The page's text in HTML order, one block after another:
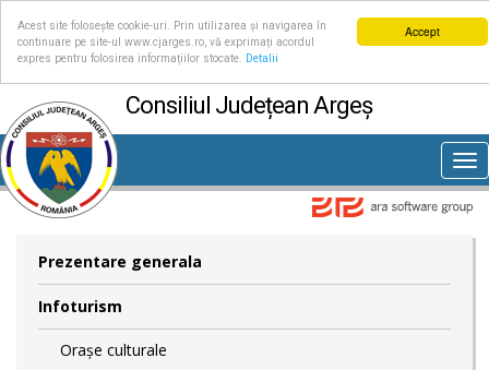
Accept
Acest site folosește cookie-uri. Prin utilizarea și navigarea în
continuare pe site-ul www.cjarges.ro, vă exprimați acordul
expres pentru folosirea informațiilor stocate.
Detalii
Consiliul Județean Argeș
Prezentare generala
Infoturism
Orașe culturale